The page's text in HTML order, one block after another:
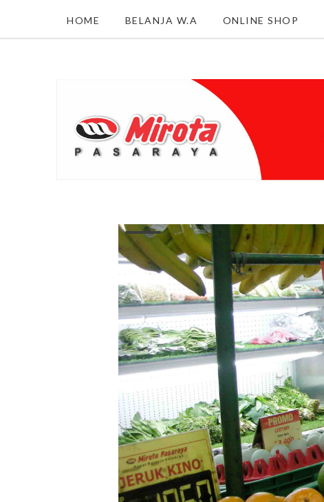
HOME BELANJA W.A ONLINE SHOP